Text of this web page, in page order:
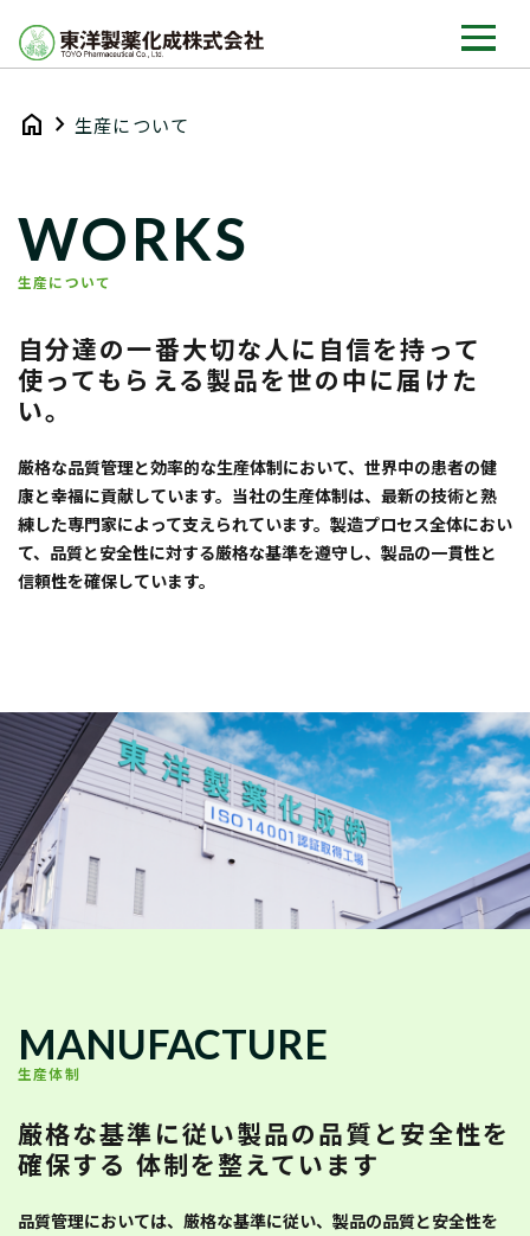
home chevron_right 生産について
WORKS
生産について
自分達の一番大切な人に自信を持って
使ってもらえる製品を世の中に届けた
い。
厳格な品質管理と効率的な生産体制において、世界中の患者の健
康と幸福に貢献しています。当社の生産体制は、最新の技術と熟
練した専門家によって支えられています。製造プロセス全体におい
て、品質と安全性に対する厳格な基準を遵守し、製品の一貫性と
信頼性を確保しています。
MANUFACTURE
生産体制
厳格な基準に従い製品の品質と安全性を
確保する 体制を整えています
品質管理においては、厳格な基準に従い、製品の品質と安全性を